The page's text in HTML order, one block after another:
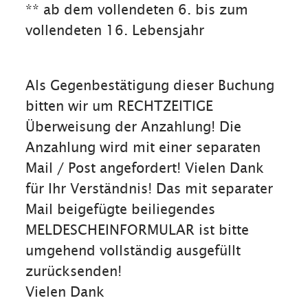
** ab dem vollendeten 6. bis zum
vollendeten 16. Lebensjahr
Als Gegenbestätigung dieser Buchung
bitten wir um RECHTZEITIGE
Überweisung der Anzahlung! Die
Anzahlung wird mit einer separaten
Mail / Post angefordert! Vielen Dank
für Ihr Verständnis! Das mit separater
Mail beigefügte beiliegendes
MELDESCHEINFORMULAR ist bitte
umgehend vollständig ausgefüllt
zurücksenden!
Vielen Dank